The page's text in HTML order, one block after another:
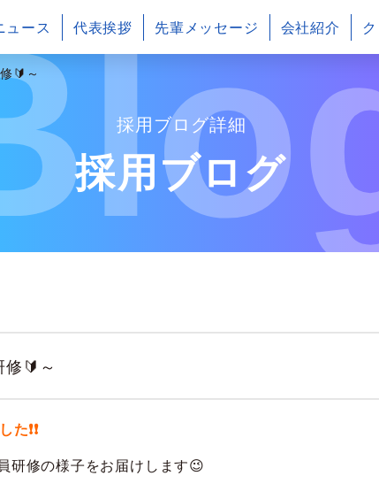
ュース 代表挨拶 先輩メッセージ 会社紹介
🔰～
採用ブログ詳細
採用ブログ
🔰～
❗❗
研修の様子をお届けします😉